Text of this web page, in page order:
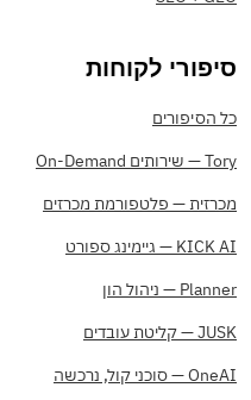
סיפורי לקוחות
כל הסיפורים
Tory — שירותים On-Demand
מכרזית — פלטפורמת מכרזים
KICK AI — גיימינג ספורט
Planner — ניהול הון
JUSK — קליטת עובדים
OneAI — סוכני קול, נרכשה